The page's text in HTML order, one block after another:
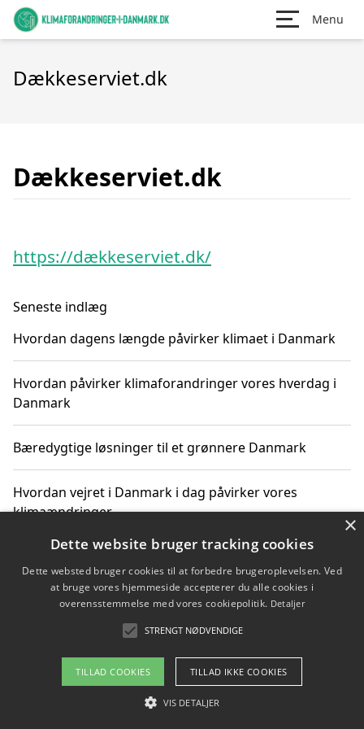
Menu
Dækkeserviet.dk
Dækkeserviet.dk
https://dækkeserviet.dk/
Seneste indlæg
Hvordan dagens længde påvirker klimaet i Danmark
Hvordan påvirker klimaforandringer vores hverdag i
Danmark
Bæredygtige løsninger til et grønnere Danmark
Hvordan vejret i Danmark i dag påvirker vores
klimaændringer
Hvordan klimaændringer påvirker danske unges
gaveønsker
Om / kontakt
Blog Betingelser
×
Dette website bruger tracking cookies
Dette websted bruger cookies til at forbedre brugeroplevelsen. Ved
at bruge vores hjemmeside accepterer du alle cookies i
overensstemmelse med vores cookiepolitik. Detaljer
STRENGT NØDVENDIGE
TILLAD COOKIES TILLAD IKKE COOKIES
VIS DETALJER